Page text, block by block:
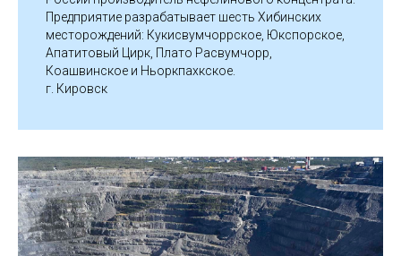
Предприятие разрабатывает шесть Хибинских
месторождений: Кукисвумчоррское, Юкспорское,
Апатитовый Цирк, Плато Расвумчорр,
Коашвинское и Ньоркпахкское.
г. Кировск